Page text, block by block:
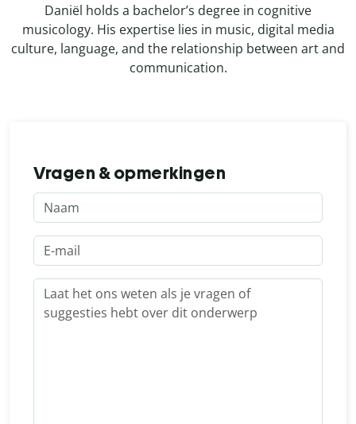
Daniël holds a bachelor’s degree in cognitive
musicology. His expertise lies in music, digital media
culture, language, and the relationship between art and
communication.
Vragen & opmerkingen